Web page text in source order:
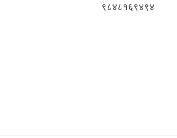
९८४८१६९४९४